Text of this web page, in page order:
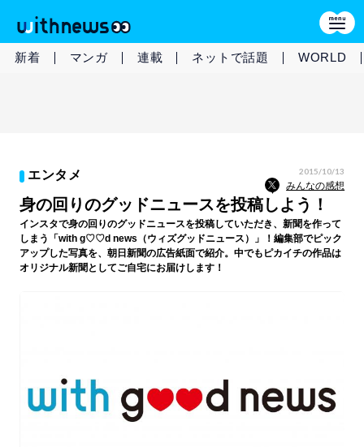
新着 マンガ 連載 ネットで話題 WORLD
エンタメ 2015/10/13
みんなの感想
身の回りのグッドニュースを投稿しよう！
インスタで身の回りのグッドニュースを投稿していただき、新聞を作って
しまう「with g♡♡d news（ウィズグッドニュース）」！編集部でピック
アップした写真を、朝日新聞の広告紙面で紹介。中でもピカイチの作品は
オリジナル新聞としてご自宅にお届けします！